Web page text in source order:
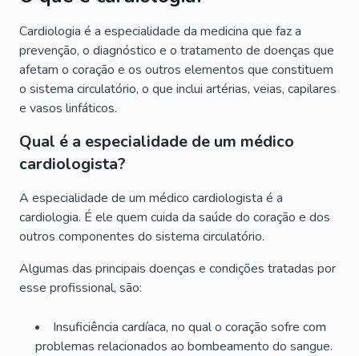
Cardiologia é a especialidade da medicina que faz a
prevenção, o diagnóstico e o tratamento de doenças que
afetam o coração e os outros elementos que constituem
o sistema circulatório, o que inclui artérias, veias, capilares
e vasos linfáticos.
Qual é a especialidade de um médico
cardiologista?
A especialidade de um médico cardiologista é a
cardiologia. É ele quem cuida da saúde do coração e dos
outros componentes do sistema circulatório.
Algumas das principais doenças e condições tratadas por
esse profissional, são:
Insuficiência cardíaca, no qual o coração sofre com
problemas relacionados ao bombeamento do sangue.